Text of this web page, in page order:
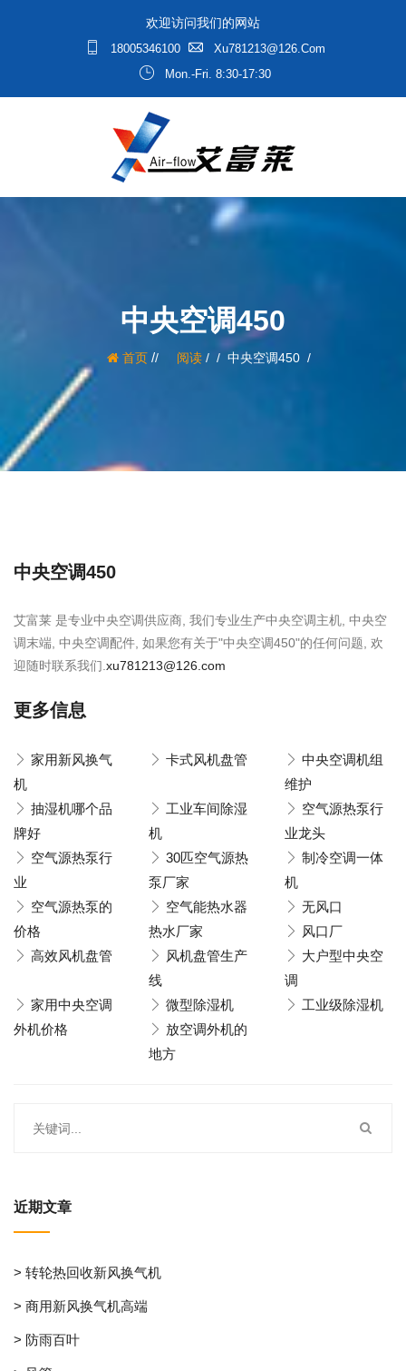
欢迎访问我们的网站
18005346100
Xu781213@126.com
Mon.-Fri. 8:30-17:30
中央空调450
首页/ 阅读/ 中央空调450
中央空调450
艾富莱 是专业中央空调供应商, 我们专业生产中央空调主机, 中央空
调末端, 中央空调配件, 如果您有关于"中央空调450"的任何问题, 欢
迎随时联系我们. xu781213@126.com
更多信息
家用新风换气
机
卡式风机盘管
中央空调机组
维护
抽湿机哪个品
牌好
工业车间除湿
机
空气源热泵行
业龙头
空气源热泵行
业
30匹空气源热
泵厂家
制冷空调一体
机
空气源热泵的
价格
空气能热水器
热水厂家
无风口
风口厂
高效风机盘管
风机盘管生产
线
大户型中央空
调
家用中央空调
外机价格
微型除湿机
工业级除湿机
放空调外机的
地方
近期文章
> 转轮热回收新风换气机
> 商用新风换气机高端
> 防雨百叶